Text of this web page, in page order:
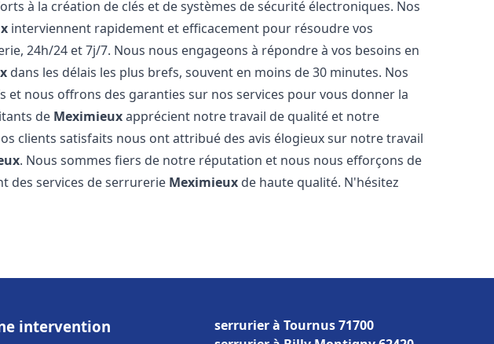
à la création de clés et de systèmes de sécurité électroniques. Nos
interviennent rapidement et efficacement pour résoudre vos
24h/24 et 7j/7. Nous nous engageons à répondre à vos besoins en
dans les délais les plus brefs, souvent en moins de 30 minutes. Nos
et nous offrons des garanties sur nos services pour vous donner la
de Meximieuxapprécient notre travail de qualité et notre
clients satisfaits nous ont attribué des avis élogieux sur notre travail
. Nous sommes fiers de notre réputation et nous nous efforçons de
des services de serrurerie Meximieux de haute qualité. N'hésitez
intervention
serrurier à Tournus 71700